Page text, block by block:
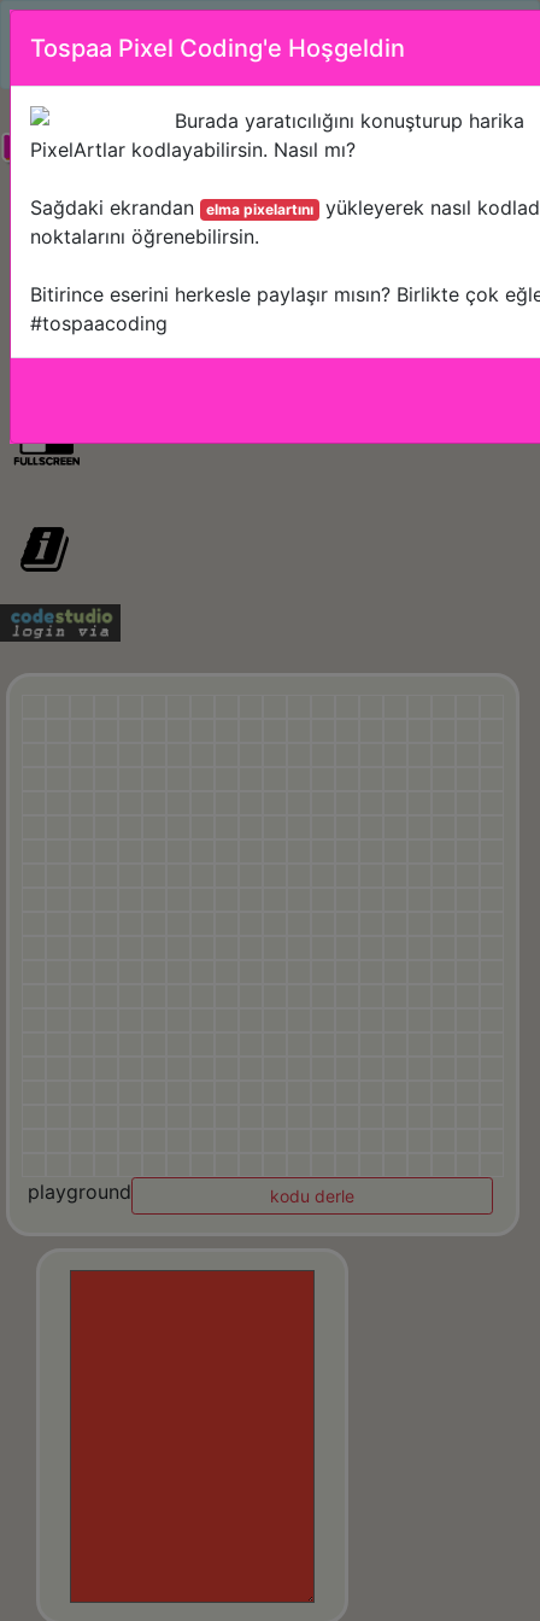
Tospaa Pixel Coding'e Hoşgeldin
Burada yaratıcılığını konuşturup harika
PixelArtlar kodlayabilirsin. Nasıl mı?
Sağdaki ekrandan elma pixelartını yükleyerek nasıl
noktalarını öğrenebilirsin.
Bitirince eserini herkesle paylaşır mısın? Birlikte çok
#tospaacoding
kullanmanızı öneririz.
playground kodu derle